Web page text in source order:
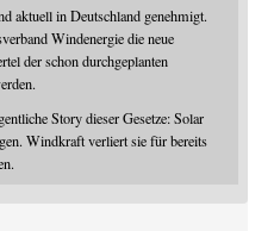
aktuell in Deutschland genehmigt.
Windenergie die neue
der schon durchgeplanten
Story dieser Gesetze: Solar
Windkraft verliert sie für bereits